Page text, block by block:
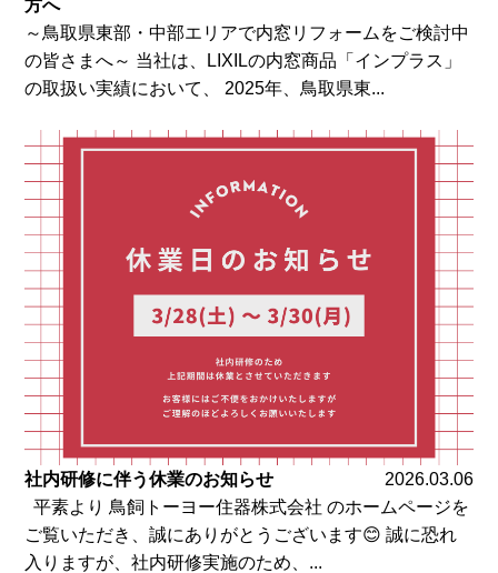
方へ
～鳥取県東部・中部エリアで内窓リフォームをご検討中
の皆さまへ～ 当社は、LIXILの内窓商品「インプラス」
の取扱い実績において、 2025年、鳥取県東...
社内研修に伴う休業のお知らせ
2026.03.06
平素より 鳥飼トーヨー住器株式会社 のホームページを
ご覧いただき、誠にありがとうございます😊 誠に恐れ
入りますが、社内研修実施のため、...